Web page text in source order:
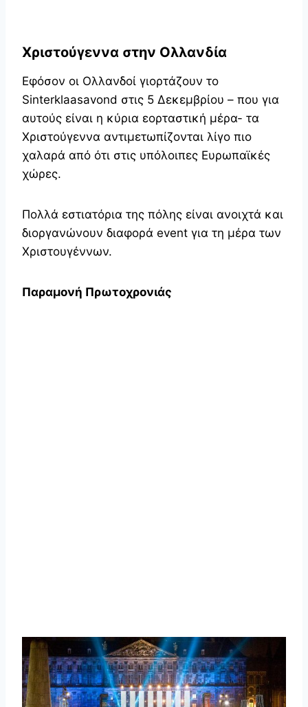
Χριστούγεννα στην Ολλανδία
Εφόσον οι Ολλανδοί γιορτάζουν το
Sinterklaasavond στις 5 Δεκεμβρίου – που για
αυτούς είναι η κύρια εορταστική μέρα- τα
Χριστούγεννα αντιμετωπίζονται λίγο πιο
χαλαρά από ότι στις υπόλοιπες Ευρωπαϊκές
χώρες.
Πολλά εστιατόρια της πόλης είναι ανοιχτά και
διοργανώνουν διαφορά event για τη μέρα των
Χριστουγέννων.
Παραμονή Πρωτοχρονιάς